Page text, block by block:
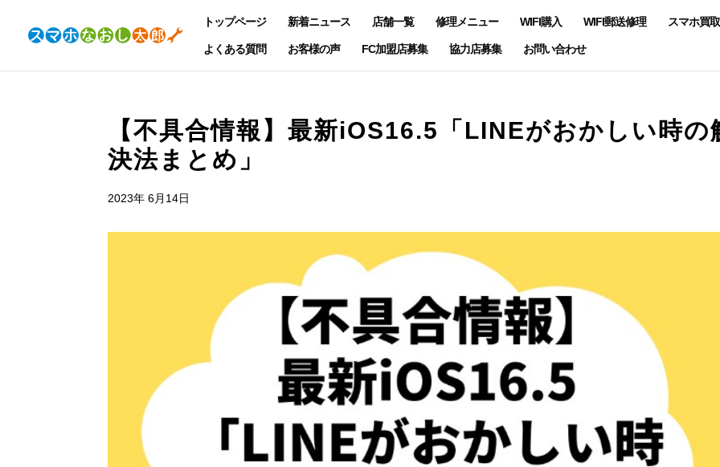
トップページ 新着ニュース 店舗一覧 修理メニュー WIFI購入 WIFI郵送修理 スマホ買取
よくある質問 お客様の声 FC加盟店募集 協力店募集 お問い合わせ
【不具合情報】最新iOS16.5「LINEがおかしい時の
決法まとめ」
2023年 6月14日